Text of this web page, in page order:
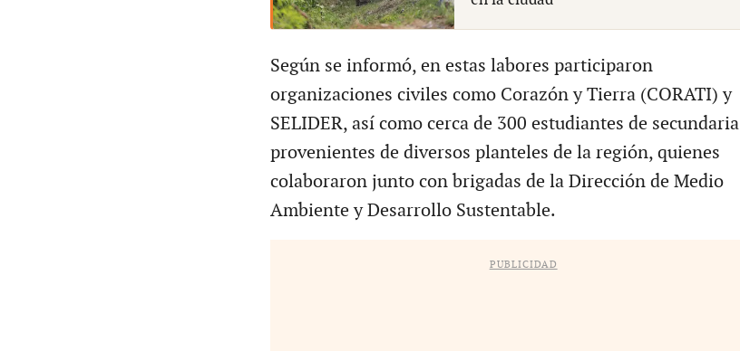
Según se informó, en estas labores participaron
organizaciones civiles como Corazón y Tierra (CORATI) y
SELIDER, así como cerca de 300 estudiantes de secundaria
provenientes de diversos planteles de la región, quienes
colaboraron junto con brigadas de la Dirección de Medio
Ambiente y Desarrollo Sustentable.
PUBLICIDAD